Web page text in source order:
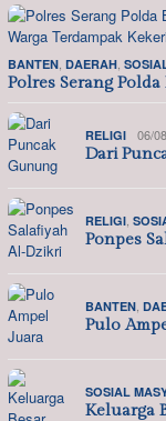
BANTEN DAERAH
Polres Serang
RELIGI 06/
Dari
RELIGI
Ponpes
BANTEN
Pulo
SOSIAL
Keluarga